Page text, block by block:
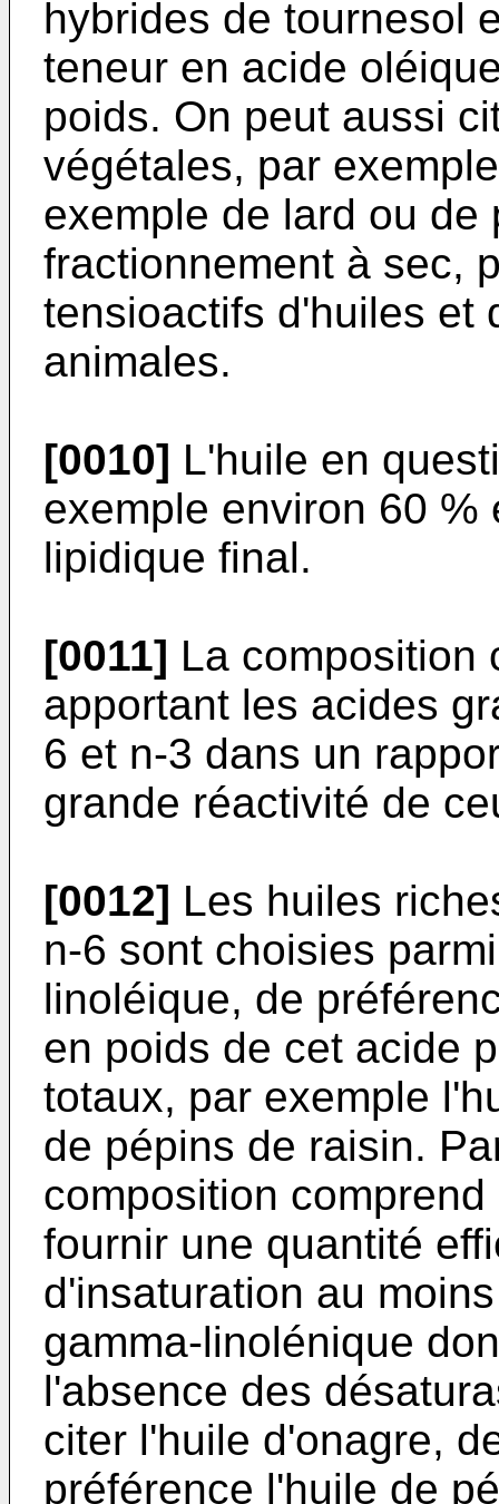
hybrides de tournesol
teneur en acide
poids. On peut aussi
végétales, par
exemple de lard ou de
fractionnement à sec,
tensioactifs d'huiles et
animales.
[0010] L'huile en
exemple environ 60 %
lipidique final.
[0011] La composition
apportant les acides
6 et n-3 dans un
grande réactivité de
[0012] Les huiles
n-6 sont choisies
linoléique, de
en poids de cet acide
totaux, par exemple
de pépins de raisin.
composition
fournir une quantité
d'insaturation au
gamma-linolénique
l'absence des
citer l'huile d'onagre,
préférence l'huile de